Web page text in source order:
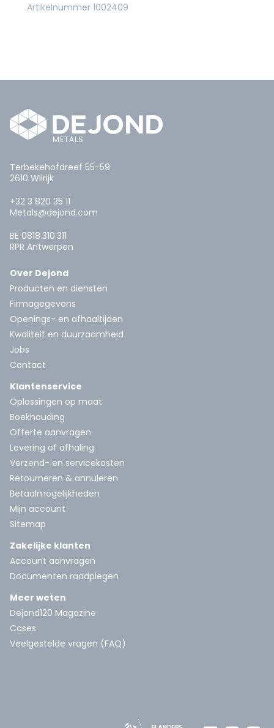
Artikelnummer 1002409
Terbekehofdreef 55-59
2610 Wilrijk
+32 3 820 35 11
Metals@dejond.com
BE 0818.310.311
RPR Antwerpen
Over Dejond
Producten en diensten
Firmagegevens
Openings- en afhaaltijden
Kwaliteit en duurzaamheid
Jobs
Contact
Klantenservice
Oplossingen op maat
Boekhouding
Offerte aanvragen
Levering of afhaling
Verzend- en servicekosten
Retourneren & annuleren
Betaalmogelijkheden
Mijn account
Sitemap
Zakelijke klanten
Account aanvragen
Documenten raadplegen
Meer weten
Dejond120 Magazine
Cases
Veelgestelde vragen (FAQ)